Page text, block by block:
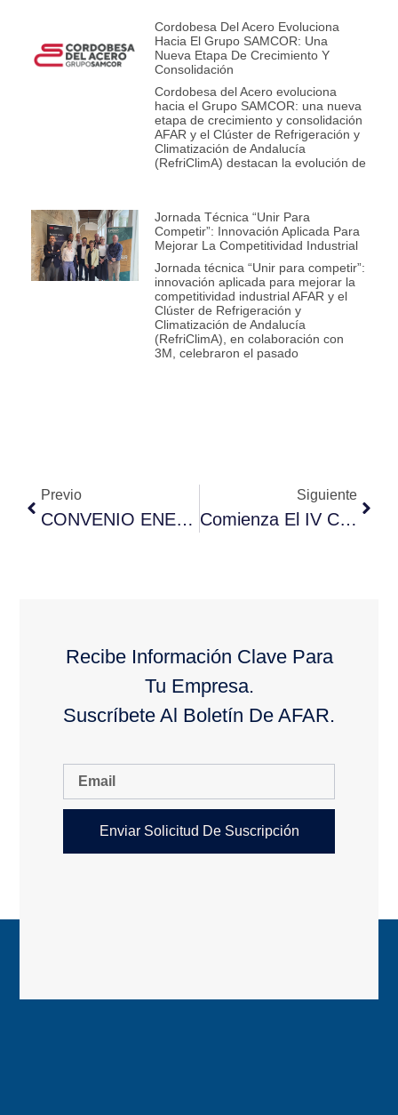
Cordobesa Del Acero Evoluciona
Hacia El Grupo SAMCOR: Una
Nueva Etapa De Crecimiento Y
Consolidación
Cordobesa del Acero evoluciona
hacia el Grupo SAMCOR: una nueva
etapa de crecimiento y consolidación
AFAR y el Clúster de Refrigeración y
Climatización de Andalucía
(RefriClimA) destacan la evolución de
Jornada Técnica “Unir Para
Competir”: Innovación Aplicada Para
Mejorar La Competitividad Industrial
Jornada técnica “Unir para competir”:
innovación aplicada para mejorar la
competitividad industrial AFAR y el
Clúster de Refrigeración y
Climatización de Andalucía
(RefriClimA), en colaboración con
3M, celebraron el pasado
Previo
CONVENIO ENERPLUS AFAR
Siguiente
Comienza El IV Curso Especializado En Fabricación Y Mantenimiento De Instalaciones De Frio Y Clima
Recibe Información Clave Para
Tu Empresa.
Suscríbete Al Boletín De AFAR.
Enviar Solicitud De Suscripción